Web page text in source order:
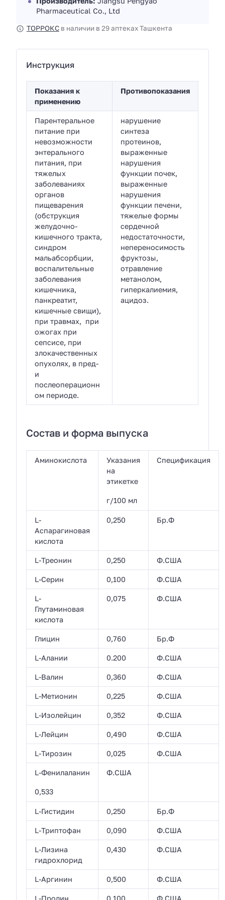
Pharmaceutical Co., Ltd
ТОРРОКСв наличии в 29 аптеках Ташкента
Инструкция
Показания к
применению
Противопоказания
Парентеральное
питание при
невозможности
энтерального
питания, при
тяжелых
заболеваниях
органов
пищеварения
(обструкция
желудочно-
кишечного тракта,
синдром
мальабсорбции,
воспалительные
заболевания
кишечника,
панкреатит,
кишечные свищи),
при травмах, при
ожогах при
сепсисе, при
злокачественных
опухолях, в пред-
и
послеоперационн
ом периоде.
нарушение
синтеза
протеинов,
выраженные
нарушения
функции почек,
выраженные
нарушения
функции печени,
тяжелые формы
сердечной
недостаточности,
непереносимость
фруктозы,
отравление
метанолом,
гиперкалиемия,
ацидоз.
Состав и форма выпуска
Аминокислота
Указания
на
этикетке
г/100 мл
Спецификация
L-
Аспарагиновая
кислота
0,250 Бр.Ф
L-Треонин 0,250 Ф.США
L-Серин 0,100 Ф.США
L-
Глутаминовая
кислота
0,075 Ф.США
Глицин 0,760 Бр.Ф
L-Алании 0.200 Ф.США
L-Валин 0,360 Ф.США
L-Метионин 0,225 Ф.США
L-Изолейцин 0,352 Ф.США
L-Лейцин 0,490 Ф.США
L-Тирозин 0,025 Ф.США
L-Фенилаланин
0,533
Ф.США
L-Гистидин 0,250 Бр.Ф
L-Триптофан 0,090 Ф.США
L-Лизина
гидрохлорид
0,430 Ф.США
L-Аргинин 0,500 Ф.США
L-Пролин 0,100 Ф.США